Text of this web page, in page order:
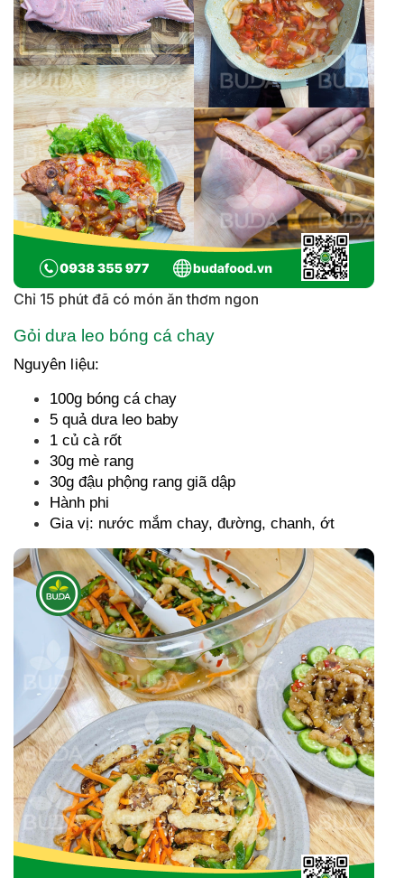
Chỉ 15 phút đã có món ăn thơm ngon
Gỏi dưa leo bóng cá chay
Nguyên liệu:
100g bóng cá chay
5 quả dưa leo baby
1 củ cà rốt
30g mè rang
30g đậu phộng rang giã dập
Hành phi
Gia vị: nước mắm chay, đường, chanh, ớt